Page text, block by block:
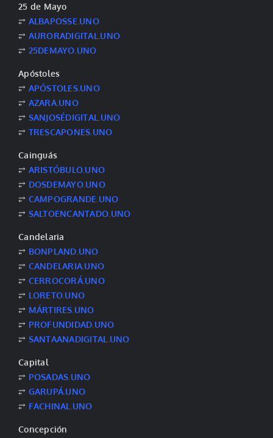
25 de Mayo
⥂ ALBAPOSSE.UNO
⥂ AURORADIGITAL.UNO
⥂ 25DEMAYO.UNO
Apóstoles
⥂ APÓSTOLES.UNO
⥂ AZARA.UNO
⥂ SANJOSÉDIGITAL.UNO
⥂ TRESCAPONES.UNO
Cainguás
⥂ ARISTÓBULO.UNO
⥂ DOSDEMAYO.UNO
⥂ CAMPOGRANDE.UNO
⥂ SALTOENCANTADO.UNO
Candelaria
⥂ BONPLAND.UNO
⥂ CANDELARIA.UNO
⥂ CERROCORÁ.UNO
⥂ LORETO.UNO
⥂ MÁRTIRES.UNO
⥂ PROFUNDIDAD.UNO
⥂ SANTAANADIGITAL.UNO
Capital
⥂ POSADAS.UNO
⥂ GARUPÁ.UNO
⥂ FACHINAL.UNO
Concepción